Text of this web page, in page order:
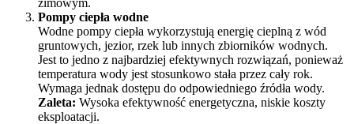
zimowym.
Pompy ciepła wodne
Wodne pompy ciepła wykorzystują energię cieplną z wód
gruntowych, jezior, rzek lub innych zbiorników wodnych.
Jest to jedno z najbardziej efektywnych rozwiązań, ponieważ
temperatura wody jest stosunkowo stała przez cały rok.
Wymaga jednak dostępu do odpowiedniego źródła wody.
Zaleta: Wysoka efektywność energetyczna, niskie koszty
eksploatacji.